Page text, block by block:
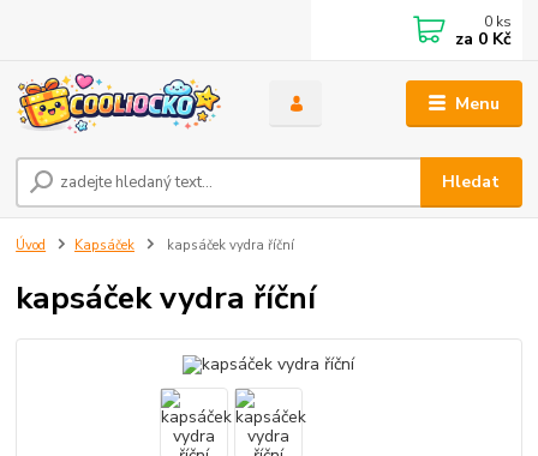
Menu
Hledat
0 ks
za 0 Kč
Úvod Kapsáček kapsáček vydra říční
kapsáček vydra říční